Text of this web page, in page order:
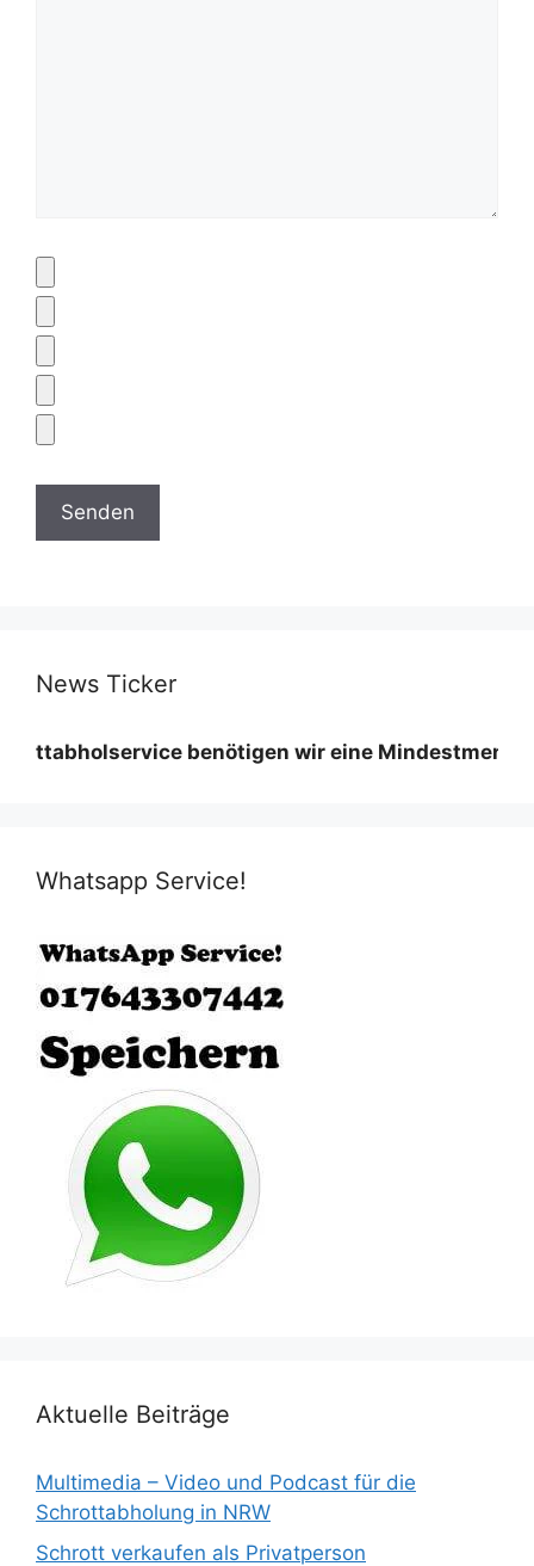
News Ticker
benötigen wir eine Mindestmenge diese
Whatsapp Service!
Aktuelle Beiträge
Multimedia – Video und Podcast für die
Schrottabholung in NRW
Schrott verkaufen als Privatperson